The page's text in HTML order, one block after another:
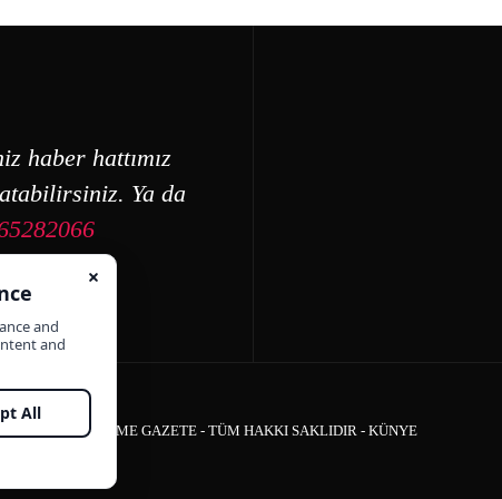
haber hattımız
Ya da
ÇEŞME GAZETE - TÜM HAKKI SAKLIDIR - KÜNYE